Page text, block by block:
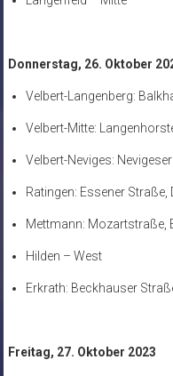
Donnerstag, 26. Oktober
Velbert-Langenberg:
Velbert-Mitte:
Velbert-Neviges:
Ratingen: Essener
Mettmann: Mozartstraße,
Hilden – West
Erkrath: Beckhauser
Freitag, 27. Oktober 2023